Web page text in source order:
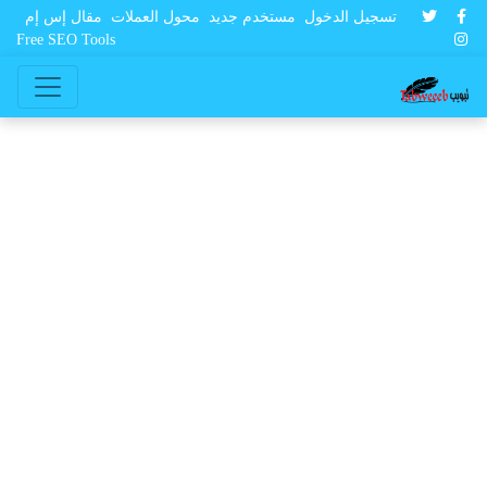
تسجيل الدخول مستخدم جديد محول العملات
مقال إس إم
Free SEO Tools